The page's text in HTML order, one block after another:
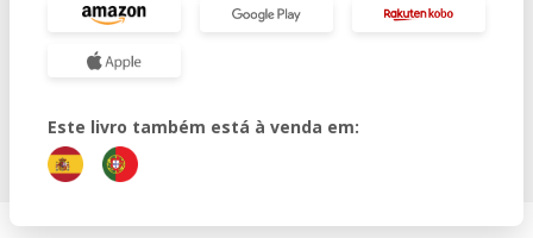
Este livro também está à venda em: